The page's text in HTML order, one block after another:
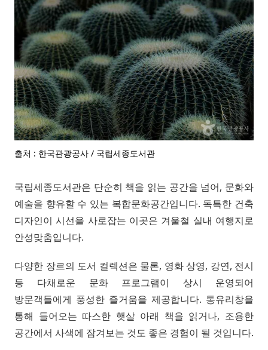
출처 : 한국관광공사 / 국립세종도서관
국립세종도서관은 단순히 책을 읽는 공간을 넘어, 문화와
예술을 향유할 수 있는 복합문화공간입니다. 독특한 건축
디자인이 시선을 사로잡는 이곳은 겨울철 실내 여행지로
안성맞춤입니다.
다양한 장르의 도서 컬렉션은 물론, 영화 상영, 강연, 전시
등 다채로운 문화 프로그램이 상시 운영되어
방문객들에게 풍성한 즐거움을 제공합니다. 통유리창을
통해 들어오는 따스한 햇살 아래 책을 읽거나, 조용한
공간에서 사색에 잠겨보는 것도 좋은 경험이 될 것입니다.